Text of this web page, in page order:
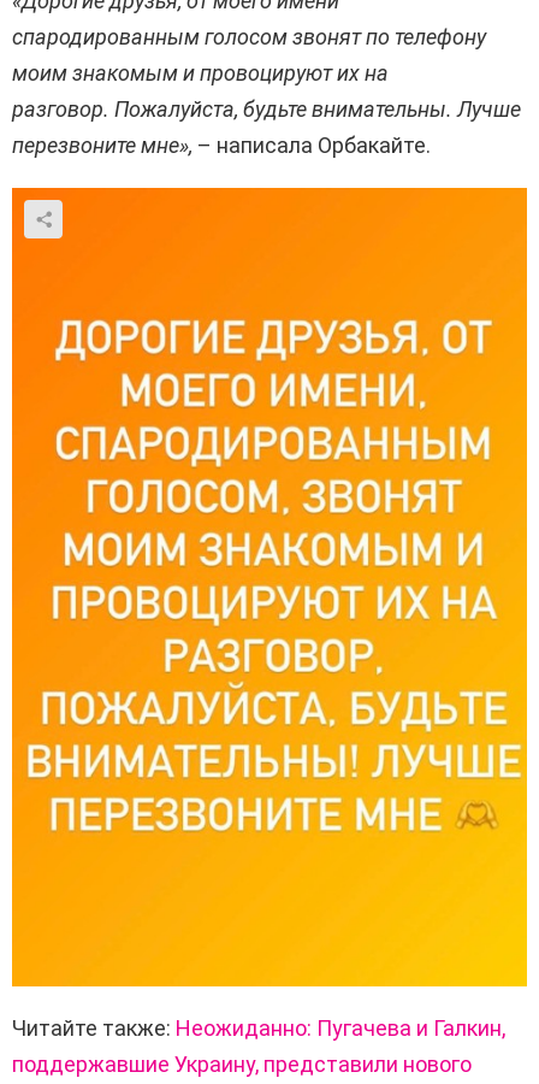
спародированным голосом звонят по телефону
моим знакомым и провоцируют их на
разговор. Пожалуйста, будьте внимательны. Лучше
перезвоните мне», – написала Орбакайте.
Читайте также: Неожиданно: Пугачева и Галкин,
поддержавшие Украину, представили нового